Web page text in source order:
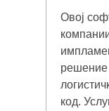
Овој
решение
код.